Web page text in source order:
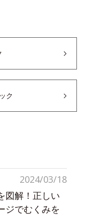
ク
2024/03/18
図解！正しい
ジでむくみを